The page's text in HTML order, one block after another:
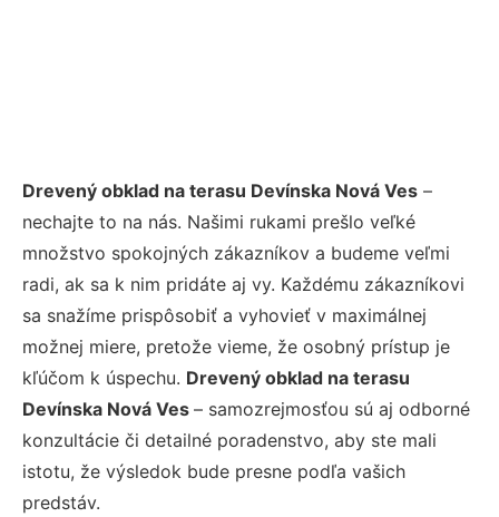
Drevený obklad na terasu Devínska Nová Ves –
nechajte to na nás. Našimi rukami prešlo veľké
množstvo spokojných zákazníkov a budeme veľmi
radi, ak sa k nim pridáte aj vy. Každému zákazníkovi
sa snažíme prispôsobiť a vyhovieť v maximálnej
možnej miere, pretože vieme, že osobný prístup je
kľúčom k úspechu. Drevený obklad na terasu
Devínska Nová Ves – samozrejmosťou sú aj odborné
konzultácie či detailné poradenstvo, aby ste mali
istotu, že výsledok bude presne podľa vašich
predstáv.